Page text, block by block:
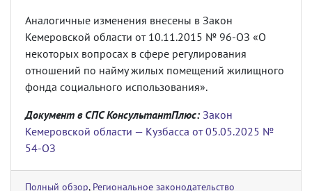
Аналогичные изменения внесены в Закон
Кемеровской области от 10.11.2015 № 96-ОЗ «О
некоторых вопросах в сфере регулирования
отношений по найму жилых помещений жилищного
фонда социального использования».
Документ в СПС КонсультантПлюс: Закон
Кемеровской области — Кузбасса от 05.05.2025 №
54-ОЗ
Полный обзор, Региональное законодательство